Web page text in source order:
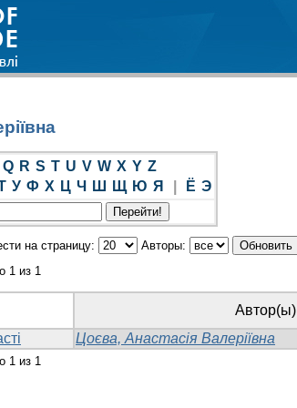
Q R S T U V W X Y Z
У Ф Х Ц Ч Ш Щ Ю Я Ё Э
на страницу:
Авторы:
1 из 1
Автор(ы)
Цоєва, Анастасія Валеріївна
1 из 1